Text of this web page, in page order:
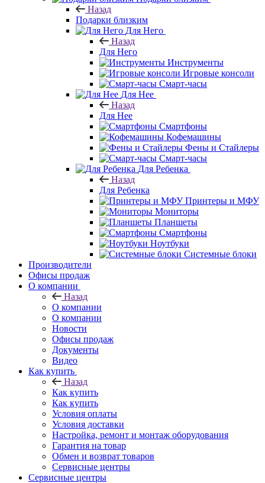
Назад
Подарки близким
Для Него
Назад
Для Него
Инструменты
Игровые консоли
Смарт-часы
Для Нее
Назад
Для Нее
Смартфоны
Кофемашины
Фены и Стайлеры
Смарт-часы
Для Ребенка
Назад
Для Ребенка
Принтеры и МФУ
Мониторы
Планшеты
Смартфоны
Ноутбуки
Системные блоки
Производители
Офисы продаж
О компании
Назад
О компании
О компании
Новости
Офисы продаж
Документы
Видео
Как купить
Назад
Как купить
Как купить
Условия оплаты
Условия доставки
Настройка, ремонт и монтаж оборудования
Гарантия на товар
Обмен и возврат товаров
Сервисные центры
Сервисные центры